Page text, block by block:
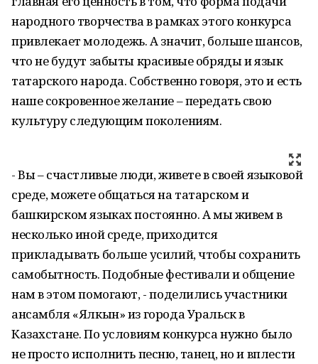
народного творчества в рамках этого конкурса
привлекает молодежь. А значит, больше шансов,
что не будут забыты красивые обряды и язык
татарского народа. Собственно говоря, это и есть
наше сокровенное желание – передать свою
культуру следующим поколениям.
- Вы – счастливые люди, живете в своей языковой
среде, можете общаться на татарском и
башкирском языках постоянно. А мы живем в
несколько иной среде, приходится
прикладывать больше усилий, чтобы сохранить
самобытность. Подобные фестивали и общение
нам в этом помогают, - поделились участники
ансамбля «Ялкын» из города Уральск в
Казахстане. По условиям конкурса нужно было
не просто исполнить песню, танец, но и вплести